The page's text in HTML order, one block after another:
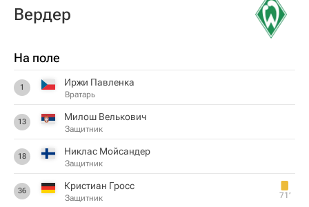
Вердер
На поле
1 Иржи Павленка
Вратарь
13 Милош Велькович
Защитник
18 Никлас Мойсандер
Защитник
36 Кристиан Гросс
Защитник 71‎’‎